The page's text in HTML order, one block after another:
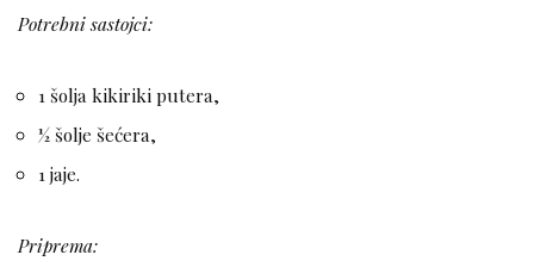
Potrebni sastojci:
1 šolja kikiriki putera,
½ šolje šećera,
1 jaje.
Priprema: